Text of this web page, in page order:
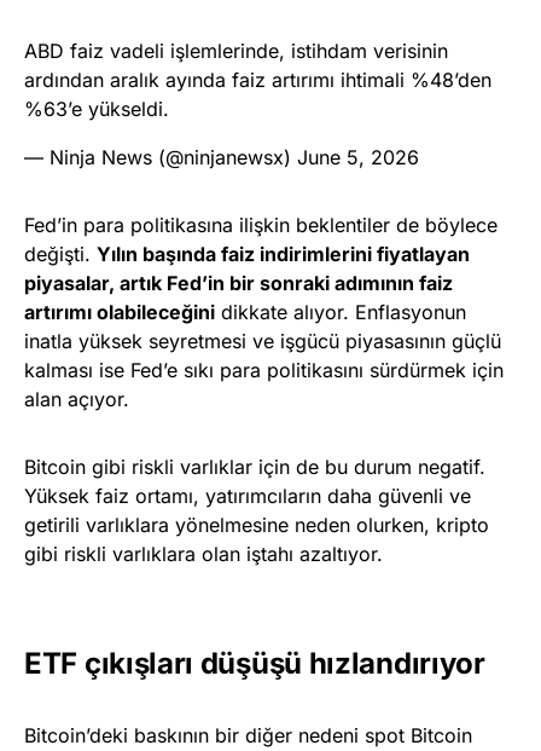
ABD faiz vadeli işlemlerinde, istihdam verisinin
ardından aralık ayında faiz artırımı ihtimali %48’den
%63’e yükseldi.
— Ninja News (@ninjanewsx) June 5, 2026
Fed’in para politikasına ilişkin beklentiler de böylece
değişti. Yılın başında faiz indirimlerini fiyatlayan
piyasalar, artık Fed’in bir sonraki adımının faiz
artırımı olabileceğini dikkate alıyor. Enflasyonun
inatla yüksek seyretmesi ve işgücü piyasasının güçlü
kalması ise Fed’e sıkı para politikasını sürdürmek için
alan açıyor.
Bitcoin gibi riskli varlıklar için de bu durum negatif.
Yüksek faiz ortamı, yatırımcıların daha güvenli ve
getirili varlıklara yönelmesine neden olurken, kripto
gibi riskli varlıklara olan iştahı azaltıyor.
ETF çıkışları düşüşü hızlandırıyor
Bitcoin’deki baskının bir diğer nedeni spot Bitcoin